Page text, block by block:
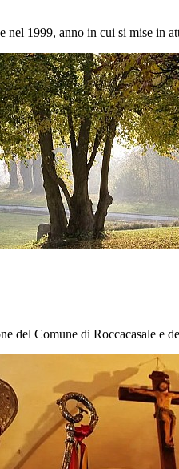
nel 1999, anno in cui si mise in
del Comune di Roccacasale e